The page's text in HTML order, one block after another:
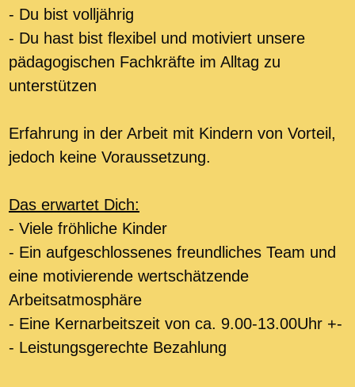
- Du bist volljährig
- Du hast bist flexibel und motiviert unsere
pädagogischen Fachkräfte im Alltag zu
unterstützen
Erfahrung in der Arbeit mit Kindern von Vorteil,
jedoch keine Voraussetzung.
Das erwartet Dich:
- Viele fröhliche Kinder
- Ein aufgeschlossenes freundliches Team und
eine motivierende wertschätzende
Arbeitsatmosphäre
- Eine Kernarbeitszeit von ca. 9.00-13.00Uhr +-
- Leistungsgerechte Bezahlung